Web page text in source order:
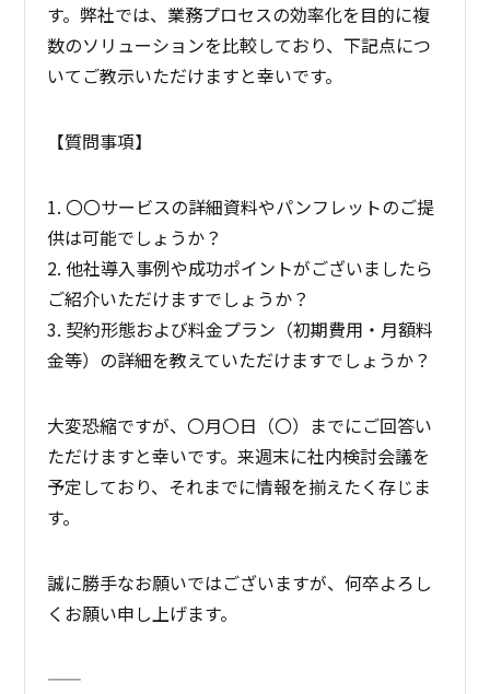
す。弊社では、業務プロセスの効率化を目的に複
数のソリューションを比較しており、下記点につ
いてご教示いただけますと幸いです。
【質問事項】
1. 〇〇サービスの詳細資料やパンフレットのご提
供は可能でしょうか？
2. 他社導入事例や成功ポイントがございましたら
ご紹介いただけますでしょうか？
3. 契約形態および料金プラン（初期費用・月額料
金等）の詳細を教えていただけますでしょうか？
大変恐縮ですが、〇月〇日（〇）までにご回答い
ただけますと幸いです。来週末に社内検討会議を
予定しており、それまでに情報を揃えたく存じま
す。
誠に勝手なお願いではございますが、何卒よろし
くお願い申し上げます。
――――――――